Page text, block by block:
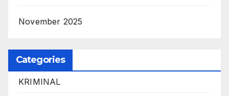
November 2025
Categories
KRIMINAL